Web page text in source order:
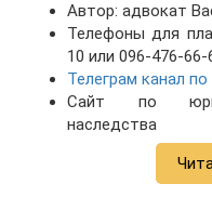
Автор: адвокат
Телефоны для
10 или 096-476-66-
Телеграм канал
Сайт по
наследства